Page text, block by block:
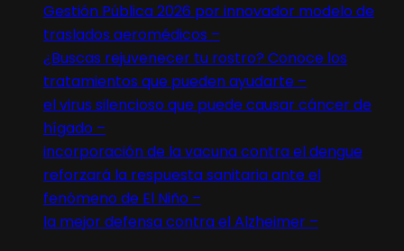
Gestión Pública 2026 por innovador modelo de
traslados aeromédicos –
¿Buscas rejuvenecer tu rostro? Conoce los
tratamientos que pueden ayudarte –
el virus silencioso que puede causar cáncer de
hígado –
incorporación de la vacuna contra el dengue
reforzará la respuesta sanitaria ante el
fenómeno de El Niño –
la mejor defensa contra el Alzheimer –